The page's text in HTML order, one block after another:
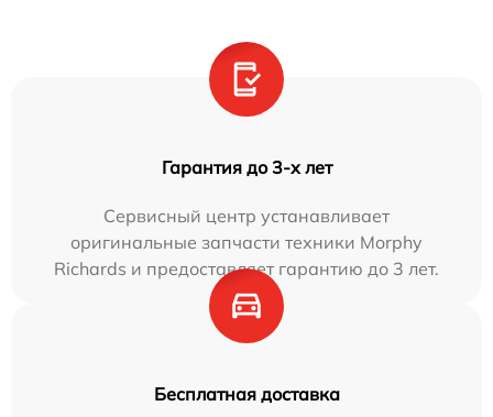
Гарантия до 3-х лет
Сервисный центр устанавливает
оригинальные запчасти техники Morphy
Richards и предоставляет гарантию до 3 лет.
Бесплатная доставка